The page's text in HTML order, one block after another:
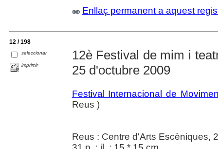
Enllaç permanent a aquest
12 / 198
seleccionar
imprimir
12è Festival de mim i
25 d'octubre 2009
Festival Internacional de
Reus )
Reus : Centre d'Arts Escèniques,